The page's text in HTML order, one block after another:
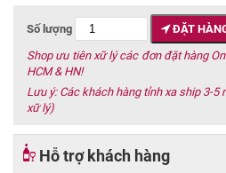
Số lượng
ĐẶT
Shop ưu tiên xữ lý các đơn đặt hàng
HCM & HN!
Lưu ý: Các khách hàng tỉnh xa ship 3-
xữ lý)
Hỗ trợ khách hàng